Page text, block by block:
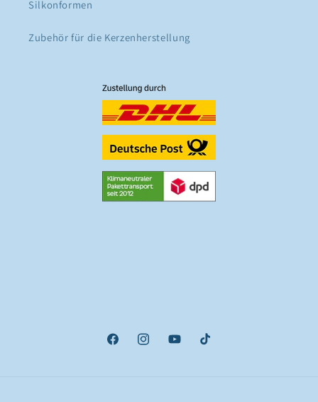
Silkonformen
Zubehör für die Kerzenherstellung
FacebookInstagramYouTubeTikTok